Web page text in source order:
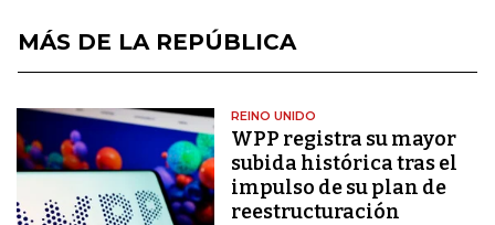
MÁS DE LA REPÚBLICA
REINO UNIDO
WPP registra su mayor
subida histórica tras el
impulso de su plan de
reestructuración